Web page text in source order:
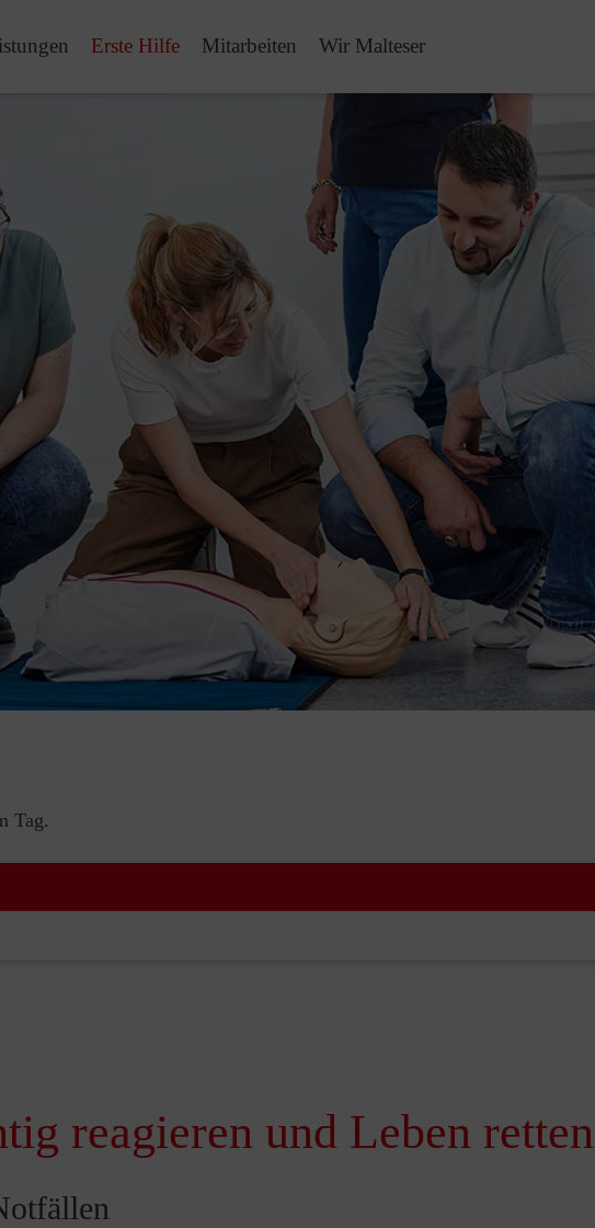
Erste Hilfe Mitarbeiten Wir Malteser
Tag.
reagieren und Leben retten